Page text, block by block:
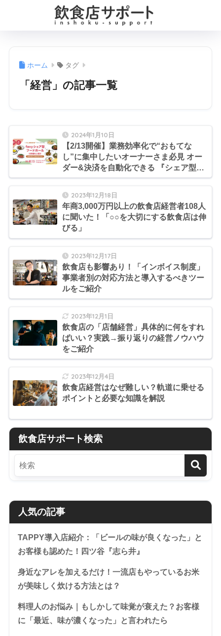
ホーム タグ
「経営」の記事一覧
2024年1月10日
【2/13開催】業務効率化で“おもてな
し”に集中したいオーナーさま必見 オー
ダー&決済を自動化できる 『シェア型フ
ードホール』出店セミナー
2023年12月18日
年商3,000万円以上の飲食店経営者108人
に聞いた！「○○を大切にする飲食店は伸
びる」
2023年12月17日
飲食店も影響あり！「インボイス制度」
事業者別の対応方法と導入するべきツー
ルをご紹介
2023年12月1日
飲食店の「店舗経営」具体的に何をすれ
ばいい？実践→振り返りの経営ノウハウ
をご紹介
2023年12月4日
飲食店経営はなぜ難しい？軌道に乗せる
ポイントと必要な知識を解説
飲食店サポート検索
人気の記事
TAPPY導入店紹介：「ビールの味が良くなった」と
お客様も認めた！四ツ谷『志ら井』
身近なアレを加えるだけ！一流店もやっているお米
が美味しく炊ける方法とは？
料理人のお悩み｜もしかして味覚が衰えた？お客様
に「最近、味が濃くなった」と言われたら